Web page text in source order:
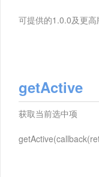
可提供的1.0.0及更高
getActive
获取当前选中项